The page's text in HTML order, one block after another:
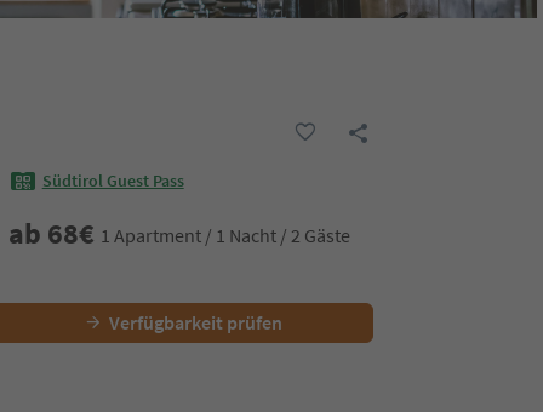
Südtirol Guest Pass
ab 68€ 1 Apartment / 1 Nacht / 2 Gäste
Verfügbarkeit prüfen